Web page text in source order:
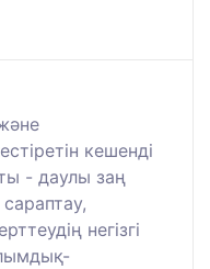
кешенді
- даулы заң
негізгі